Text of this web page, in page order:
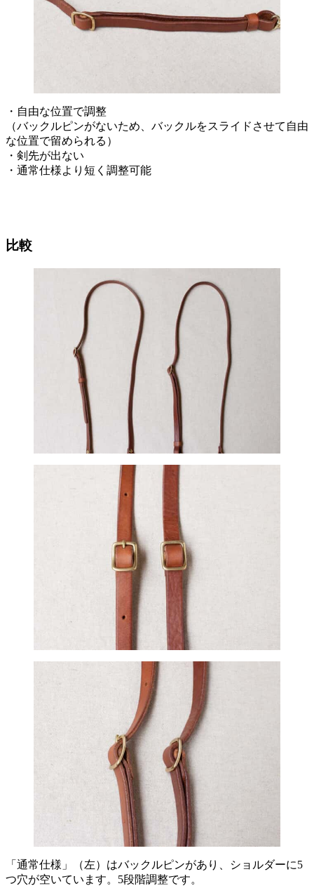
・自由な位置で調整
（バックルピンがないため、バックルをスライドさせて自由
な位置で留められる）
・剣先が出ない
・通常仕様より短く調整可能
比較
「通常仕様」（左）はバックルピンがあり、ショルダーに5
つ穴が空いています。5段階調整です。